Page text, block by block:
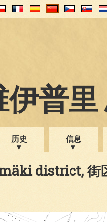
普里
历史 信息
district, 街